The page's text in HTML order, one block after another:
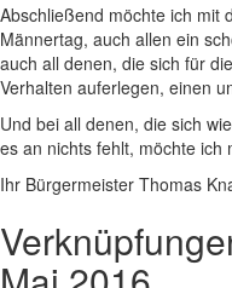
Abschließend möchte ich mit
Männertag, auch allen ein
auch all denen, die sich für
Verhalten auferlegen, einen
Und bei all denen, die sich
es an nichts fehlt, möchte ich
Ihr Bürgermeister Thomas